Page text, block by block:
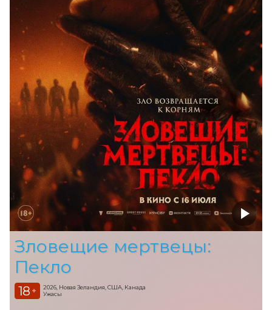
Зловещие мертвецы:
Пекло
18 +
2026, Новая Зеландия, США, Канада
Ужасы